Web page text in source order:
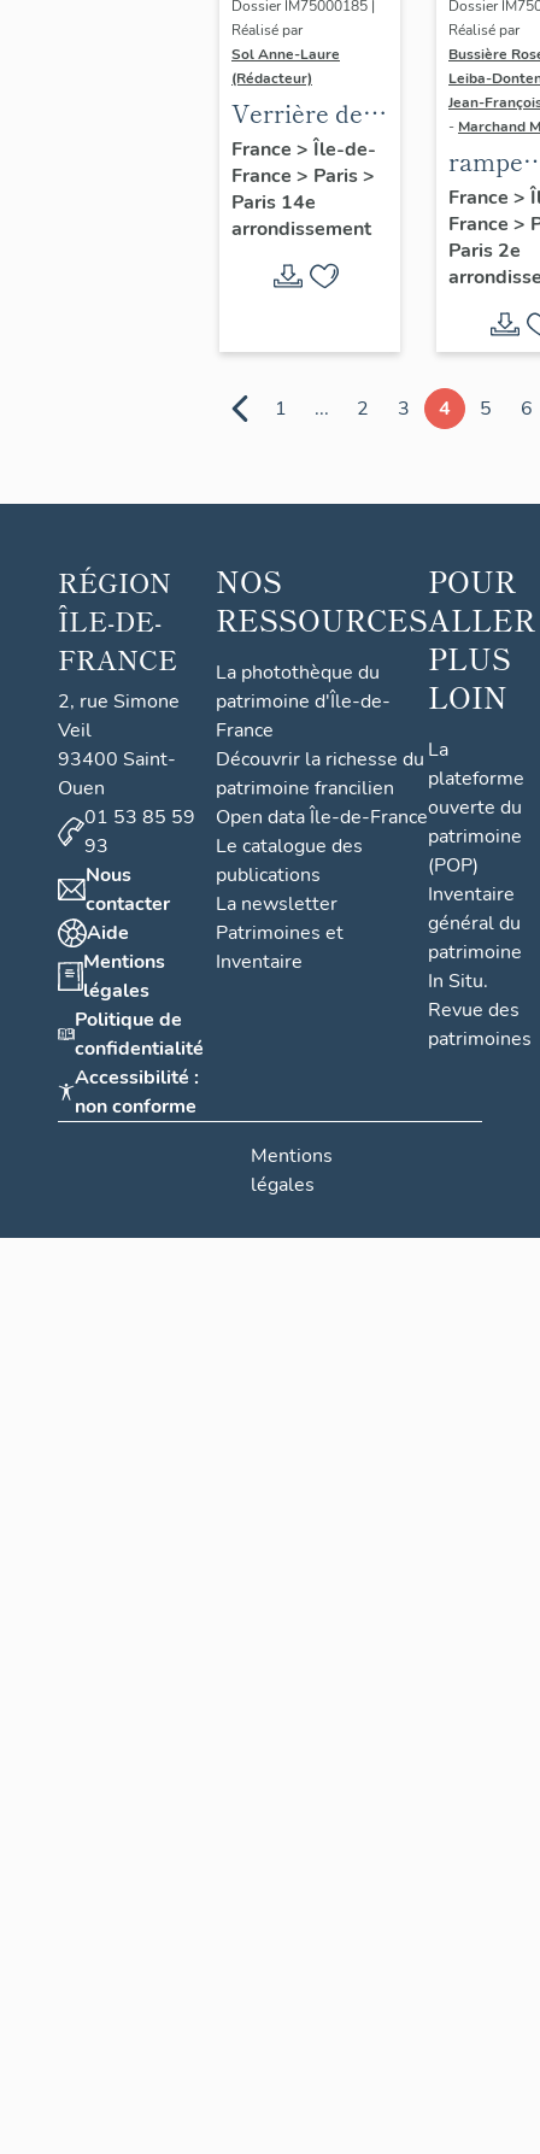
Dossier IM75000185 |
Réalisé par
Sol Anne-Laure
(Rédacteur)
Verrière de
l'escalier
d'honneur
France > Île-de-
France > Paris>
Paris 14e
arrondissement
Dossier
Réalisé par
Bussière
Leiba-
Jean-
- Marchand
rampe
d'appui,
Dames
Saint-
(non
France >
France >
Paris 2e
1 ... 2 3 4 5 6
RÉGION
ÎLE-DE-
FRANCE
2, rue Simone
Veil
93400 Saint-
Ouen
01 53 85 59
93
Nous
contacter
Aide
Mentions
légales
Politique de
confidentialité
Accessibilité :
non conforme
NOS
RESSOURCES
La photothèque du
patrimoine d'Île-de-
France
Découvrir la richesse du
patrimoine francilien
Open data Île-de-France
Le catalogue des
publications
La newsletter
Patrimoines et
Inventaire
POUR
ALLER
PLUS
LOIN
La
plateforme
ouverte du
patrimoine
(POP)
Inventaire
général du
patrimoine
In Situ.
Revue des
patrimoines
Mentions
légales